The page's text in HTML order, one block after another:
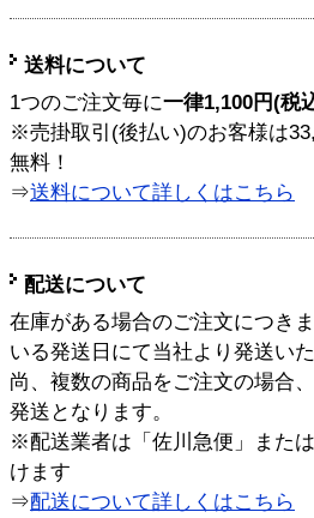
送料について
1つのご注文毎に一律1,100円(税
※売掛取引(後払い)のお客様は
無料！
⇒送料について詳しくはこちら
配送について
在庫がある場合のご注文につき
いる発送日にて当社より発送い
尚、複数の商品をご注文の場合
発送となります。
※配送業者は「佐川急便」また
けます
⇒配送について詳しくはこちら